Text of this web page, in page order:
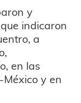
y
indicaron
a
en las
y en